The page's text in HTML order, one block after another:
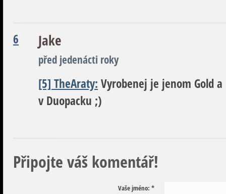
6 Jake
před jedenácti roky
[5] TheAraty: Vyrobenej je jenom Gold
v Duopacku ;)
Připojte váš komentář!
Vaše jméno: *